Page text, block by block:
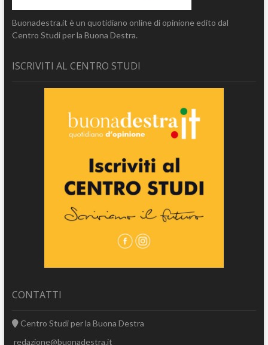
Buonadestra.it è un quotidiano online di opinione edito dal
Centro Studi per la Buona Destra.
ISCRIVITI AL CENTRO STUDI
CONTATTI
Centro Studi per la Buona Destra
redazione@buonadestra.it